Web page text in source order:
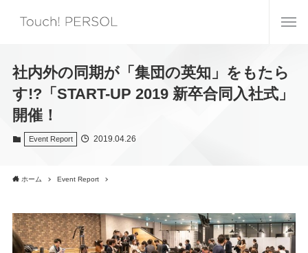
社内外の同期が「集団の英知」をもたら
す!?「START-UP 2019 新卒合同入社式」
開催！
Event Report 2019.04.26
ホーム Event Report